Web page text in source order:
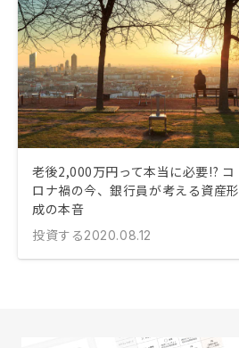
老後2,000万円って本当に必要!? コ
ロナ禍の今、銀行員が考える資産形
成の本音
投資する2020.08.12